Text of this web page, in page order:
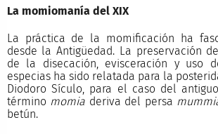
La momiomanía del XIX
La práctica de la momificación ha
desde la Antigüedad. La preservación
de la disecación, evisceración y uso
especias ha sido relatada para la
Diodoro Sículo, para el caso del
término momia deriva del persa
betún.